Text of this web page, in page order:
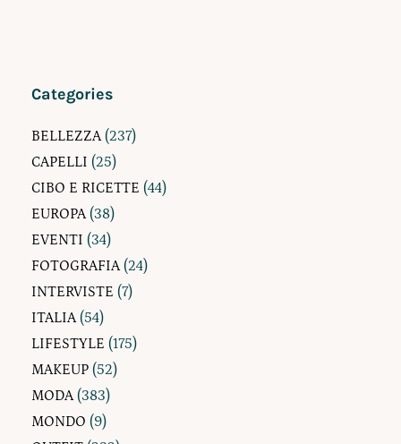
Categories
BELLEZZA(237)
CAPELLI (25)
CIBO E RICETTE (44)
EUROPA(38)
EVENTI (34)
FOTOGRAFIA(24)
INTERVISTE (7)
ITALIA(54)
LIFESTYLE (175)
MAKEUP (52)
MODA(383)
MONDO (9)